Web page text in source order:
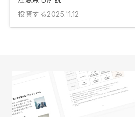
投資する2025.11.12